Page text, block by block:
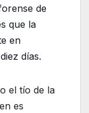
de
que la
en
días.
el tío de la
es